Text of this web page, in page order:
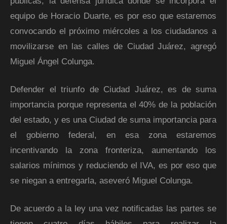
equipo de Horacio Duarte, es por eso que estaremos
convocando el próximo miércoles a los ciudadanos a
movilizarse en las calles de Ciudad Juárez, agregó
Miguel Ángel Colunga.
Defender el triunfo de Ciudad Juárez, es de suma
importancia porque representa el 40% de la población
del estado, y es una Ciudad de suma importancia para
el gobierno federal, en esa zona estaremos
incentivando la zona fronteriza, aumentando los
salarios mínimos y reduciendo el IVA, es por eso que
se niegan a entregarla, aseveró Miguel Colunga.
De acuerdo a la ley una vez notificadas las partes se